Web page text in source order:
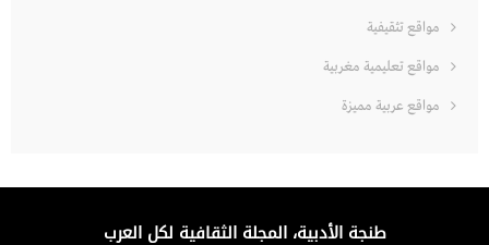
مواقع تثقيفية
مواقع تعليمية مغربية
مواقع عربية مميزة
طنجة الأدبية، المجلة الثقافية لكل العرب